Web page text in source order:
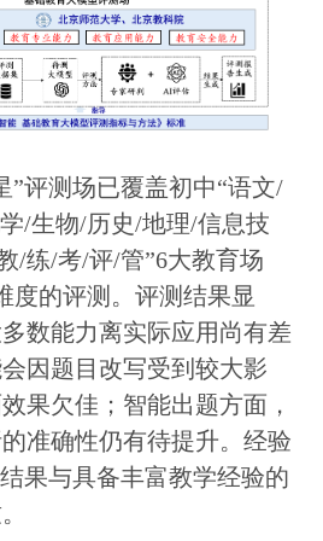
”评测场已覆盖初中“语文/
/生物/历史/地理/信息技
/练/考/评/管”6大教育场
度的评测。评测结果显
数能力离实际应用尚有差
因题目改写受到较大影
果欠佳；智能出题方面，
准确性仍有待提升。经验
果与具备丰富教学经验的